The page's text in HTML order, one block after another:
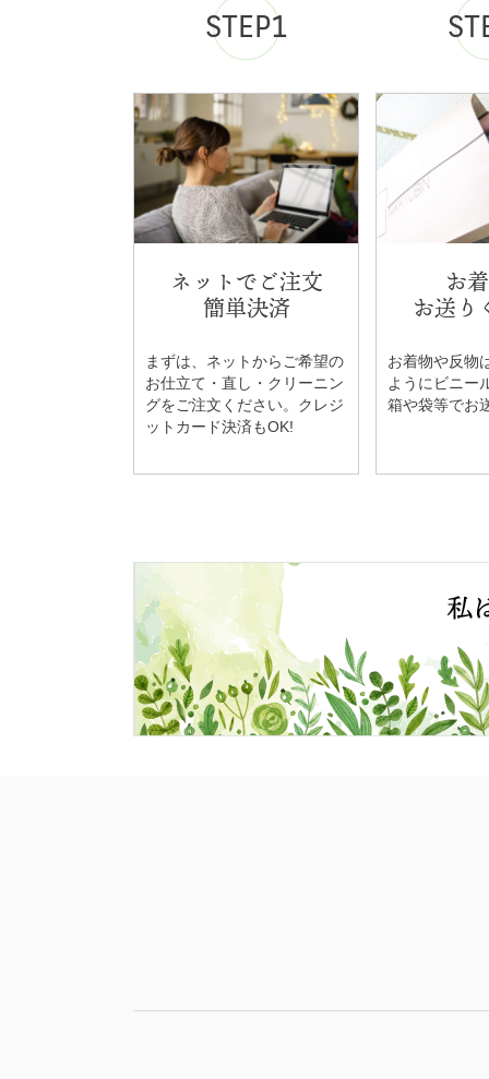
STEP1
ネットでご注文
簡単決済
まずは、ネットからご希望の
お仕立て・直し・クリーニン
グをご注文ください。クレジ
ットカード決済もOK!
お
お送り
お着物や反物
ようにビニー
箱や袋等でお